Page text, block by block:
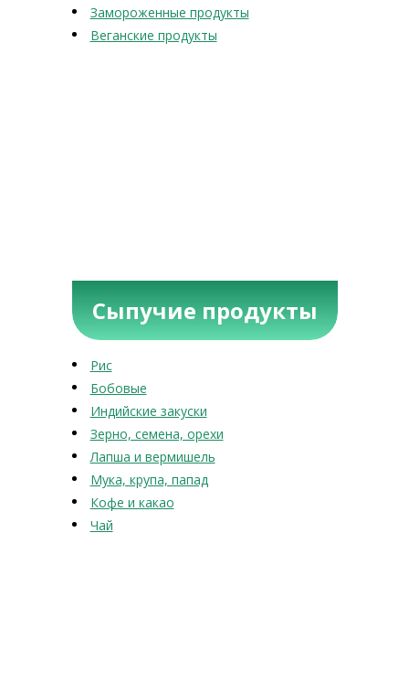
Замороженные продукты
Веганские продукты
Сыпучие продукты
Рис
Бобовые
Индийские закуски
Зерно, семена, орехи
Лапша и вермишель
Мука, крупа, папад
Кофе и какао
Чай